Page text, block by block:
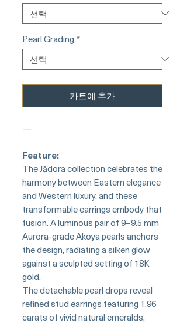
Pearl Grading *
카트에 추가
—
Feature:
The Jādora collection celebrates the
harmony between Eastern elegance
and Western luxury, and these
transformable earrings embody that
fusion. A luminous pair of 9–9.5 mm
Aurora-grade Akoya pearls anchors
the design, radiating a silken glow
against a sculpted setting of 18K
gold.
The detachable pearl drops reveal
refined stud earrings featuring 1.96
carats of vivid natural emeralds,